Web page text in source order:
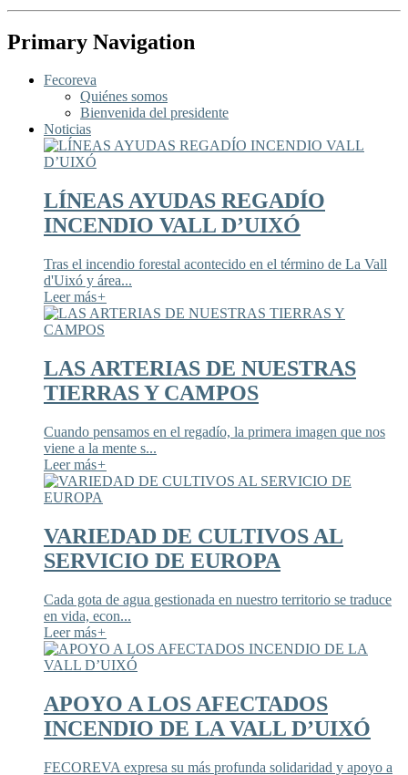
Primary Navigation
Fecoreva
Quiénes somos
Bienvenida del presidente
Noticias
LÍNEAS AYUDAS REGADÍO
INCENDIO VALL D’UIXÓ
Tras el incendio forestal acontecido en el término de La Vall
d'Uixó y área...
Leer más+
LAS ARTERIAS DE NUESTRAS
TIERRAS Y CAMPOS
Cuando pensamos en el regadío, la primera imagen que nos
viene a la mente s...
Leer más+
VARIEDAD DE CULTIVOS AL
SERVICIO DE EUROPA
Cada gota de agua gestionada en nuestro territorio se traduce
en vida, econ...
Leer más+
APOYO A LOS AFECTADOS
INCENDIO DE LA VALL D’UIXÓ
FECOREVA expresa su más profunda solidaridad y apoyo a